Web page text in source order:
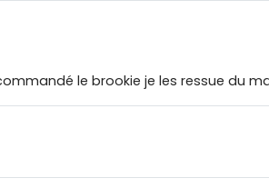
le brookie je les ressue du